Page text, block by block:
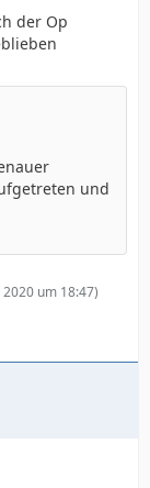
der Op
und
um 18:47)